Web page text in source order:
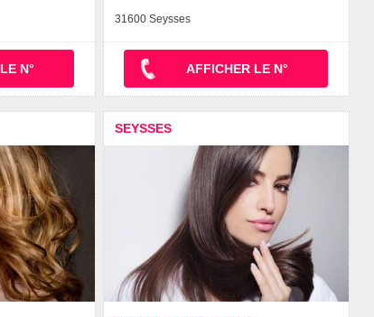
N°
31600 Seysses
AFFICHER LE N°
SEYSSES